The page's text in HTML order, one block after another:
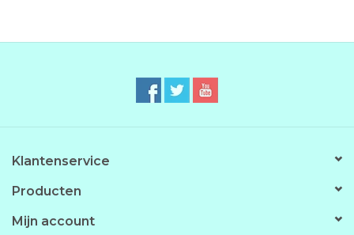
Klantenservice
Producten
Mijn account